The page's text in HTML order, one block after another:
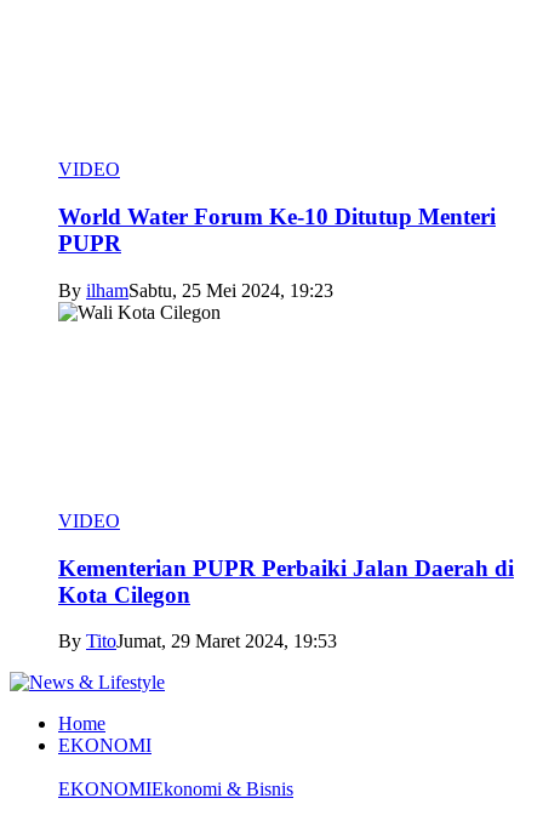
VIDEO
World Water Forum Ke-10 Ditutup Menteri
PUPR
By ilhamSabtu, 25 Mei 2024, 19:23
VIDEO
Kementerian PUPR Perbaiki Jalan Daerah di
Kota Cilegon
By TitoJumat, 29 Maret 2024, 19:53
Home
EKONOMI
EKONOMIEkonomi & Bisnis